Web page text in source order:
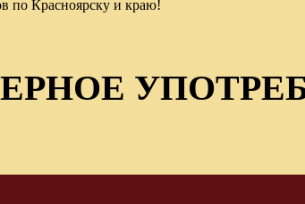
по Красноярску и краю!